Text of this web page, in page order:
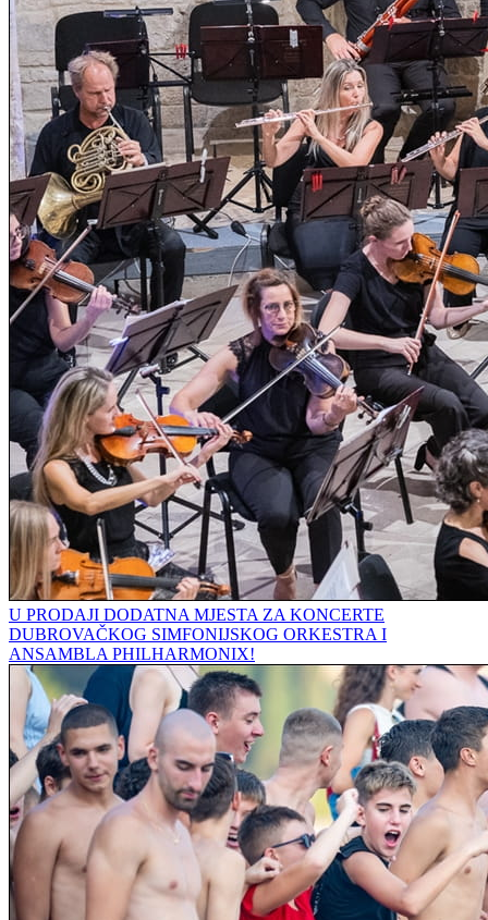
U PRODAJI DODATNA MJESTA ZA KONCERTE
DUBROVAČKOG SIMFONIJSKOG ORKESTRA I
ANSAMBLA PHILHARMONIX!